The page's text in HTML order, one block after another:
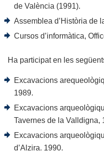
de València (1991).
Assemblea d’Història de
Cursos d’informàtica,
Ha participat en les
Excavacions
1989.
Excavacions
Tavernes de la Valldigna,
Excavacions
d’Alzira. 1990.